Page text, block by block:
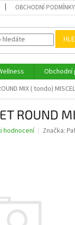
OBCHODNÍ PODMÍNKY
Obchodní
MIX ( tondo)
ROUND
hodnocení Značka: